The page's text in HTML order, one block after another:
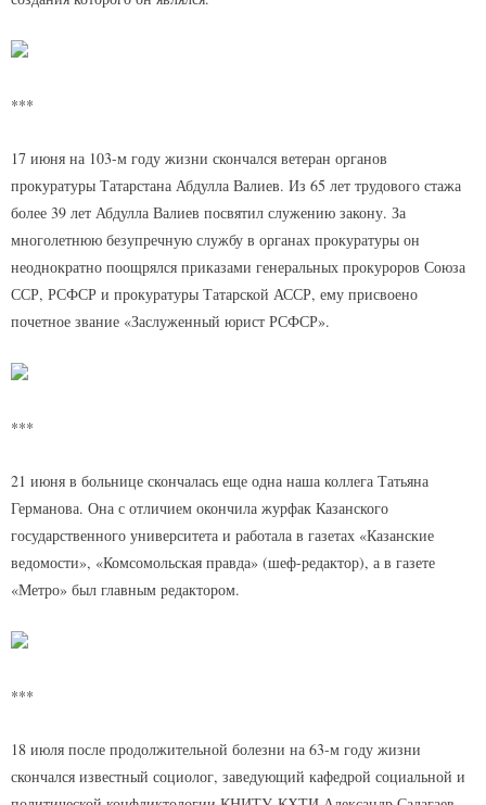
***
17 июня на 103-м году жизни скончался ветеран органов
прокуратуры Татарстана Абдулла Валиев. Из 65 лет трудового стажа
более 39 лет Абдулла Валиев посвятил служению закону. За
многолетнюю безупречную службу в органах прокуратуры он
неоднократно поощрялся приказами генеральных прокуроров Союза
ССР, РСФСР и прокуратуры Татарской АССР, ему присвоено
почетное звание «Заслуженный юрист РСФСР».
***
21 июня в больнице скончалась еще одна наша коллега Татьяна
Германова. Она с отличием окончила журфак Казанского
государственного университета и работала в газетах «Казанские
ведомости», «Комсомольская правда» (шеф-редактор), а в газете
«Метро» был главным редактором.
***
18 июля после продолжительной болезни на 63-м году жизни
скончался известный социолог, заведующий кафедрой социальной и